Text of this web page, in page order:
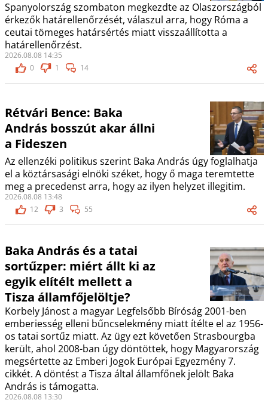
Spanyolország szombaton megkezdte az Olaszországból
érkezők határellenőrzését, válaszul arra, hogy Róma a
ceutai tömeges határsértés miatt visszaállította a
határellenőrzést.
2026.08.08 14:35
0
1 14
Rétvári Bence: Baka
András bosszút akar állni
a Fideszen
Az ellenzéki politikus szerint Baka András úgy foglalhatja
el a köztársasági elnöki széket, hogy ő maga teremtette
meg a precedenst arra, hogy az ilyen helyzet illegitim.
2026.08.08 13:48
12
3 55
Baka András és a tatai
sortűzper: miért állt ki az
egyik elítélt mellett a
Tisza államfőjelöltje?
Korbely Jánost a magyar Legfelsőbb Bíróság 2001-ben
emberiesség elleni bűncselekmény miatt ítélte el az 1956-
os tatai sortűz miatt. Az ügy ezt követően Strasbourgba
került, ahol 2008-ban úgy döntöttek, hogy Magyarország
megsértette az Emberi Jogok Európai Egyezmény 7.
cikkét. A döntést a Tisza által államfőnek jelölt Baka
András is támogatta.
2026.08.08 13:30